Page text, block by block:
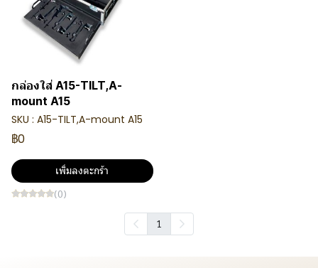
กล่องใส่ A15-TILT,A-
mount A15
SKU : A15-TILT,A-mount A15
฿0
เพิ่มลงตะกร้า
(0)
1